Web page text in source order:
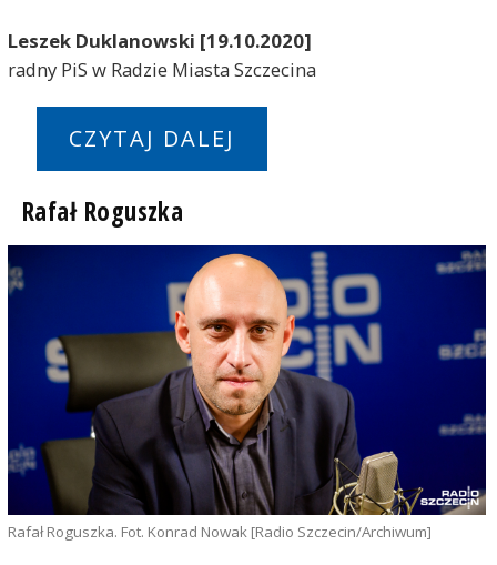
Leszek Duklanowski [19.10.2020]
radny PiS w Radzie Miasta Szczecina
CZYTAJ DALEJ
Rafał Roguszka
Rafał Roguszka. Fot. Konrad Nowak [Radio Szczecin/Archiwum]